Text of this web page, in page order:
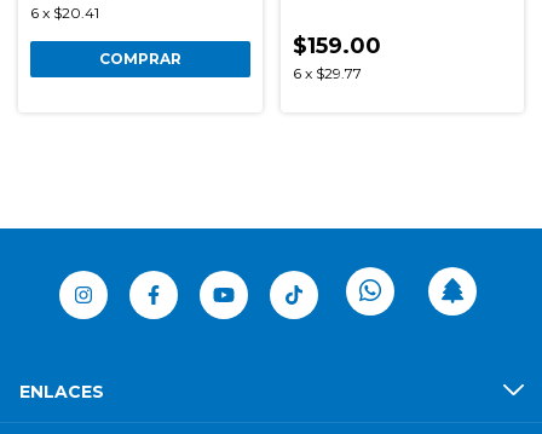
6 x $20.41
COMPRAR $159.00
6 x $29.77
ENLACES